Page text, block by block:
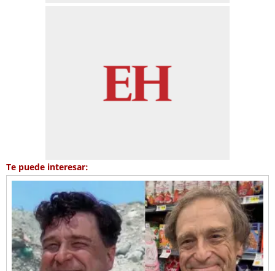
Te puede interesar: